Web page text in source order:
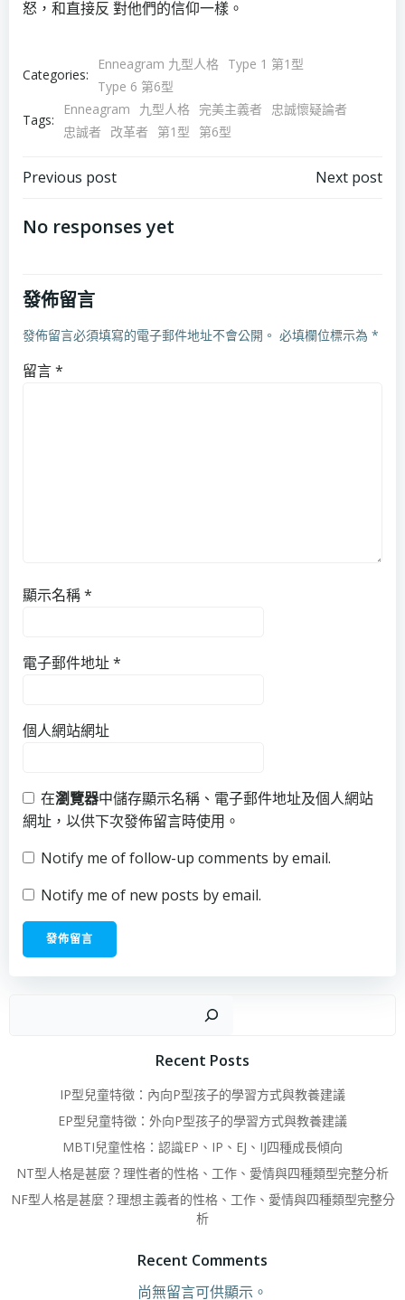
怒，和直接反 對他們的信仰一樣。
Categories:
Enneagram 九型人格 Type 1 第1型
Type 6 第6型
Tags:
Enneagram 九型人格 完美主義者 忠誠懷疑論者
忠誠者 改革者 第1型 第6型
Post
navigation
Previous post Next post
No responses yet
發佈留言
發佈留言必須填寫的電子郵件地址不會公開。 必填欄位標示為 *
留言*
顯示名稱*
電子郵件地址*
個人網站網址
在瀏覽器中儲存顯示名稱、電子郵件地址及個人網站
網址，以供下次發佈留言時使用。
Notify me of follow-up comments by email.
Notify me of new posts by email.
Recent Posts
IP型兒童特徵：內向P型孩子的學習方式與教養建議
EP型兒童特徵：外向P型孩子的學習方式與教養建議
MBTI兒童性格：認識EP、IP、EJ、IJ四種成長傾向
NT型人格是甚麼？理性者的性格、工作、愛情與四種類型完整分析
NF型人格是甚麼？理想主義者的性格、工作、愛情與四種類型完整分
析
Recent Comments
尚無留言可供顯示。